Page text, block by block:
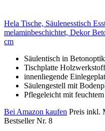
Hela Tische, Säulenesstisch
melaminbeschichtet, Dekor
cm
Säulentisch in Betonoptik
Tischplatte
innenliegende
Säulengestell mit
Pflegeleicht mit
Bei Amazon kaufen Preis inkl.
Bestseller Nr. 8